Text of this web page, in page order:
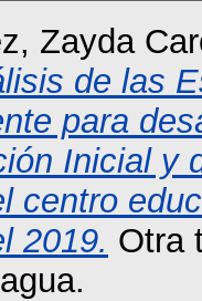
Zayda
de las
para
Inicial y
centro
2019. Otra